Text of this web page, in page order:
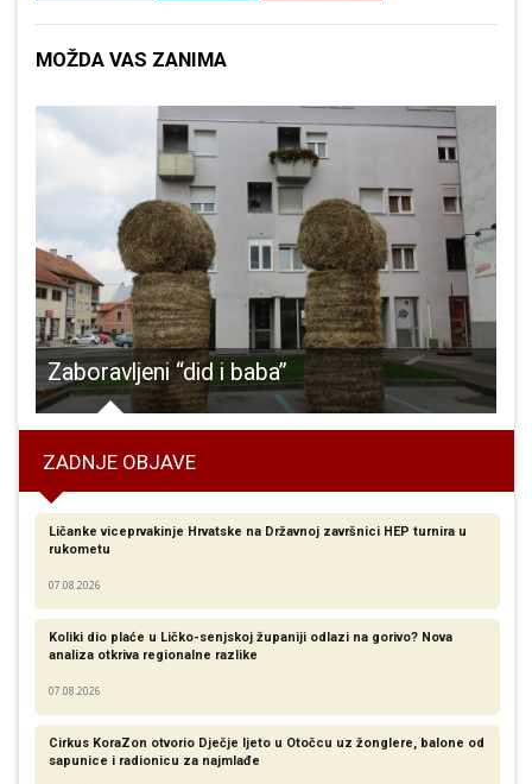
MOŽDA VAS ZANIMA
Zaboravljeni “did i baba”
ZADNJE OBJAVE
Ličanke viceprvakinje Hrvatske na Državnoj završnici HEP turnira u
rukometu
07.08.2026
Koliki dio plaće u Ličko-senjskoj županiji odlazi na gorivo? Nova
analiza otkriva regionalne razlike​
07.08.2026
Cirkus KoraZon otvorio Dječje ljeto u Otočcu uz žonglere, balone od
sapunice i radionicu za najmlađe